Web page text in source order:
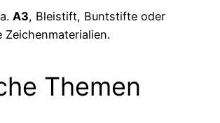
A3, Bleistift, Buntstifte oder
Zeichenmaterialien.
Themen